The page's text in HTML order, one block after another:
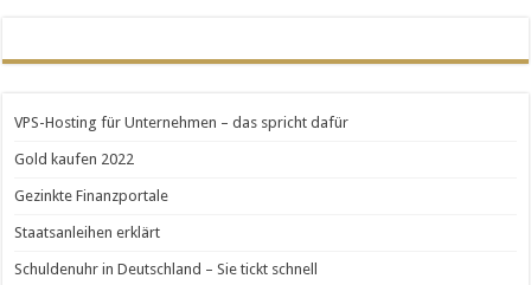
VPS-Hosting für Unternehmen – das spricht dafür
Gold kaufen 2022
Gezinkte Finanzportale
Staatsanleihen erklärt
Schuldenuhr in Deutschland – Sie tickt schnell